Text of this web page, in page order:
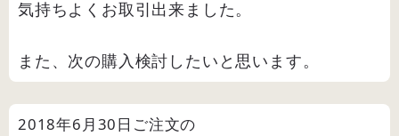
気持ちよくお取引出来ました。
また、次の購入検討したいと思います。
2018年6月30日ご注文の